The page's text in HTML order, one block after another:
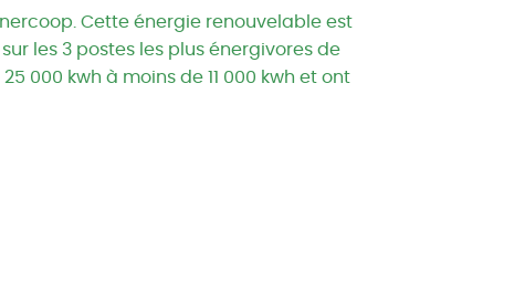
Cette énergie renouvelable est
les 3 postes les plus énergivores de
000 kwh à moins de 11 000 kwh et ont